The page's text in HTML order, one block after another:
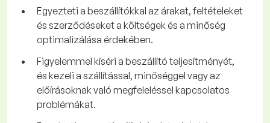
Egyezteti a beszállítókkal az árakat, feltételeket
és szerződéseket a költségek és a minőség
optimalizálása érdekében.
Figyelemmel kíséri a beszállító teljesítményét,
és kezeli a szállítással, minőséggel vagy az
előírásoknak való megfeleléssel kapcsolatos
problémákat.